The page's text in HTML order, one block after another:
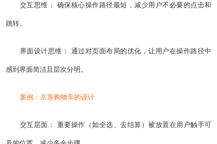
交互思维： 确保核心操作路径最短，减少用户不必要的点击和
跳转。
界面设计思维： 通过对页面布局的优化，让用户在操作路径中
感到界面简洁且层次分明。
案例：京东购物车的设计
交互层面： 重要操作（如全选、去结算）被放置在用户触手可